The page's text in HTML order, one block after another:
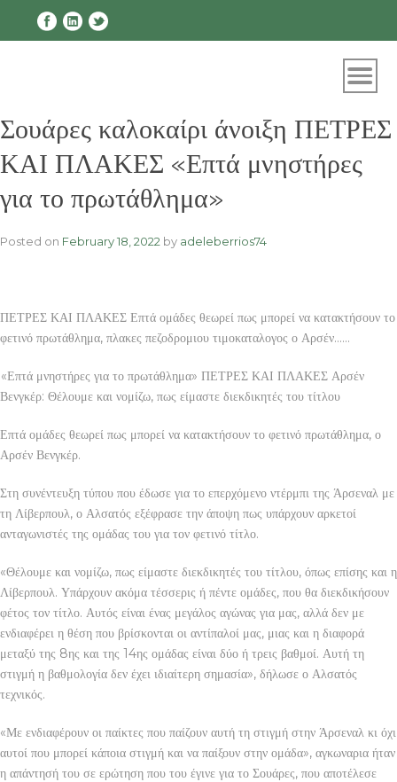
Σουάρες καλοκαίρι άνοιξη ΠΕΤΡΕΣ
ΚΑΙ ΠΛΑΚΕΣ «Επτά μνηστήρες
για το πρωτάθλημα»
Posted on February 18, 2022 by adeleberrios74
ΠΕΤΡΕΣ ΚΑΙ ΠΛΑΚΕΣ Επτά ομάδες θεωρεί πως μπορεί να κατακτήσουν το
φετινό πρωτάθλημα, πλακες πεζοδρομιου τιμοκαταλογος ο Αρσέν……
«Επτά μνηστήρες για το πρωτάθλημα» ΠΕΤΡΕΣ ΚΑΙ ΠΛΑΚΕΣ Αρσέν
Βενγκέρ: Θέλουμε και νομίζω, πως είμαστε διεκδικητές του τίτλου
Επτά ομάδες θεωρεί πως μπορεί να κατακτήσουν το φετινό πρωτάθλημα, ο
Αρσέν Βενγκέρ.
Στη συνέντευξη τύπου που έδωσε για το επερχόμενο ντέρμπι της Άρσεναλ με
τη Λίβερπουλ, ο Αλσατός εξέφρασε την άποψη πως υπάρχουν αρκετοί
ανταγωνιστές της ομάδας του για τον φετινό τίτλο.
«Θέλουμε και νομίζω, πως είμαστε διεκδικητές του τίτλου, όπως επίσης και η
Λίβερπουλ. Υπάρχουν ακόμα τέσσερις ή πέντε ομάδες, που θα διεκδικήσουν
φέτος τον τίτλο. Αυτός είναι ένας μεγάλος αγώνας για μας, αλλά δεν με
ενδιαφέρει η θέση που βρίσκονται οι αντίπαλοί μας, μιας και η διαφορά
μεταξύ της 8ης και της 14ης ομάδας είναι δύο ή τρεις βαθμοί. Αυτή τη
στιγμή η βαθμολογία δεν έχει ιδιαίτερη σημασία», δήλωσε ο Αλσατός
τεχνικός.
«Με ενδιαφέρουν οι παίκτες που παίζουν αυτή τη στιγμή στην Άρσεναλ κι όχι
αυτοί που μπορεί κάποια στιγμή και να παίξουν στην ομάδα», αγκωναρια ήταν
η απάντησή του σε ερώτηση που του έγινε για το Σουάρες, που αποτέλεσε